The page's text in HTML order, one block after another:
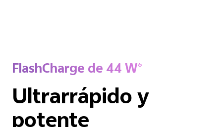
FlashCharge de 44 W6
Ultrarrápido y